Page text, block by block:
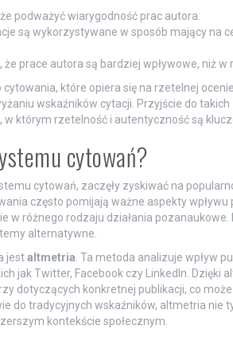
podważyć wiarygodność prac autora.
są wykorzystywane w sposób mający na
prace autora są bardziej wpływowe, niż w
cytowania, które opiera się na rzetelnej ocenie
wskaźników cytacji. Przyjście do takich
którym rzetelność i autentyczność są
cytowań?
cytowań, zaczęły zyskiwać na
często pomijają ważne aspekty wpływu
w różnego rodzaju działania pozanaukowe.
alternatywne.
jestaltmetria . Ta metoda analizuje wpływ
jak Twitter, Facebook czy LinkedIn. Dzięki
dotyczących konkretnej publikacji, co
do tradycyjnych wskaźników, altmetria nie
kontekście społecznym.